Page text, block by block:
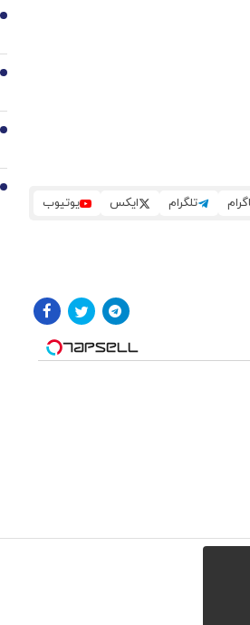
تلگرام ایکس یوتیوب
7
8
9
10